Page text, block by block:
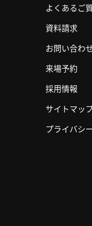
よくあるご
資料請求
お問い合わ
来場予約
採用情報
サイトマッ
プライバシ